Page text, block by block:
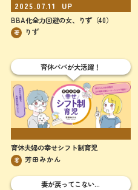
2025.07.11 UP
BBA化全力回避の女、りず（40）
著 りず
育休パパが大活躍！
育休夫婦の幸せシフト制育児
著 芳田みかん
妻が戻ってこない…